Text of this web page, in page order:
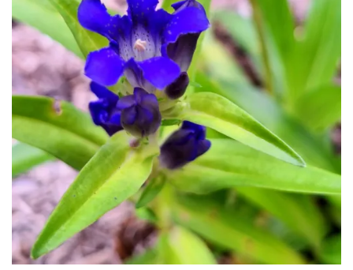
À MA
LISTE
D’ENVIES...